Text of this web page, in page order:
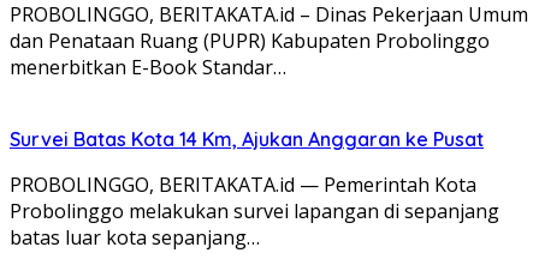
PROBOLINGGO, BERITAKATA.id – Dinas Pekerjaan Umum
dan Penataan Ruang (PUPR) Kabupaten Probolinggo
menerbitkan E-Book Standar…
Survei Batas Kota 14 Km, Ajukan Anggaran ke Pusat
PROBOLINGGO, BERITAKATA.id — Pemerintah Kota
Probolinggo melakukan survei lapangan di sepanjang
batas luar kota sepanjang…